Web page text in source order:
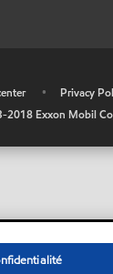
• Privacy
Exxon Mobil